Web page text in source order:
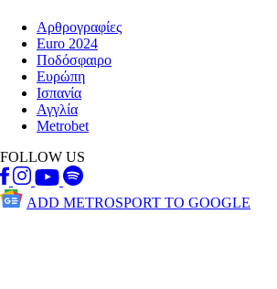
Αρθρογραφίες
Euro 2024
Ποδόσφαιρο
Ευρώπη
Ισπανία
Αγγλία
Metrobet
FOLLOW US
ADD METROSPORT TO GOOGLE